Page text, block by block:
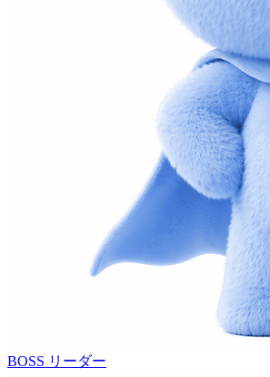
BOSS リーダー